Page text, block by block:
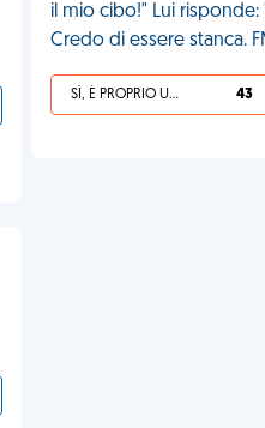
il mio cibo!" Lui
Credo di essere stanca.
SÌ, È PROPRIO UNA VDM! 43